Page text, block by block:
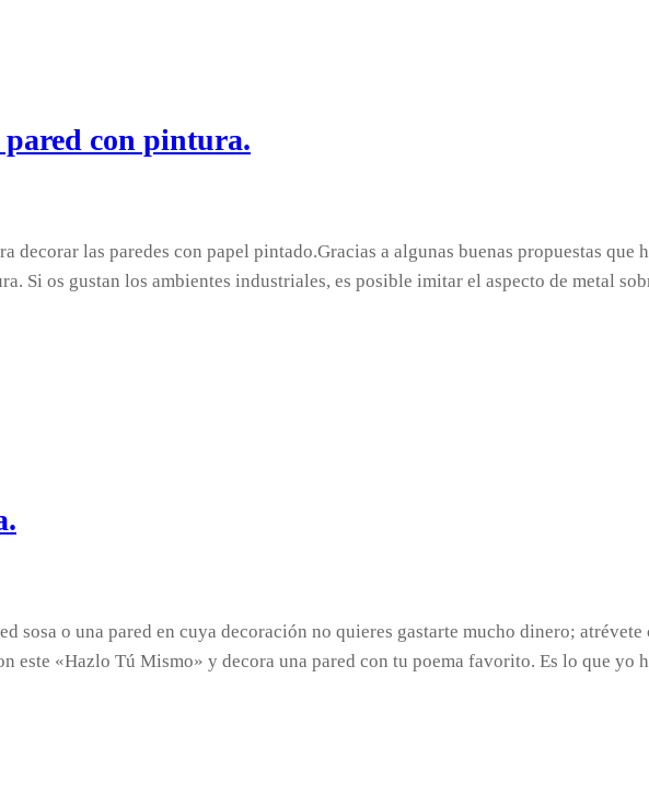
con pintura.
decorar las paredes con papel pintado.Gracias a algunas buenas propuestas que
Si os gustan los ambientes industriales, es posible imitar el aspecto de metal
sosa o una pared en cuya decoración no quieres gastarte mucho dinero;
este «Hazlo Tú Mismo» y decora una pared con tu poema favorito. Es lo que yo